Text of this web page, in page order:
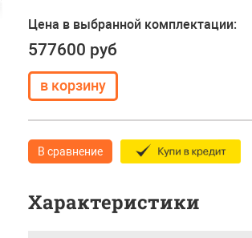
Цена в выбранной комплектации:
577600 руб
В сравнение
Характеристики